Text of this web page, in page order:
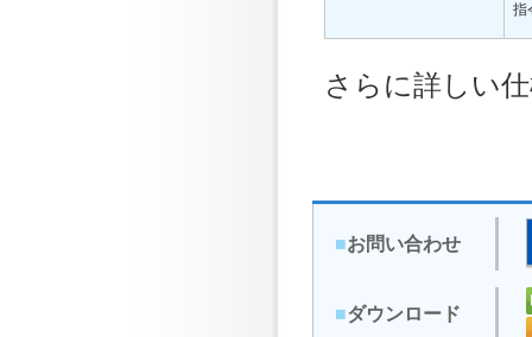
指
さらに詳しい
■お問い合わせ
■ダウンロード